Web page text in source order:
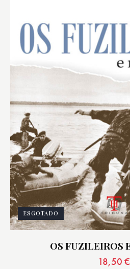
ESGOTADO
OS FUZILEIROS
18,50 €